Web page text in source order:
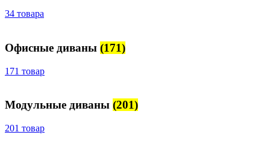
34 товара
Офисные диваны (171)
171 товар
Модульные диваны (201)
201 товар